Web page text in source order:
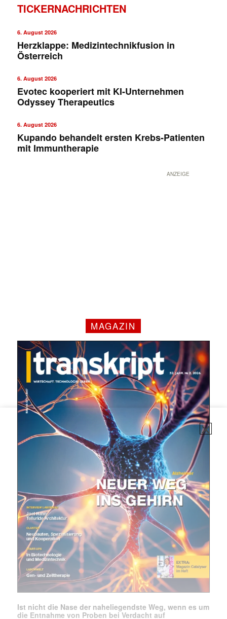
✕
TICKERNACHRICHTEN
6. August 2026
Herzklappe: Medizintechnikfusion in
Österreich
6. August 2026
Evotec kooperiert mit KI-Unternehmen
Odyssey Therapeutics
6. August 2026
Kupando behandelt ersten Krebs-Patienten
mit Immuntherapie
ANZEIGE
MAGAZIN
Ist nicht die Nase der naheliegendste Weg, wenn es um
die Entnahme von Proben bei Verdacht auf